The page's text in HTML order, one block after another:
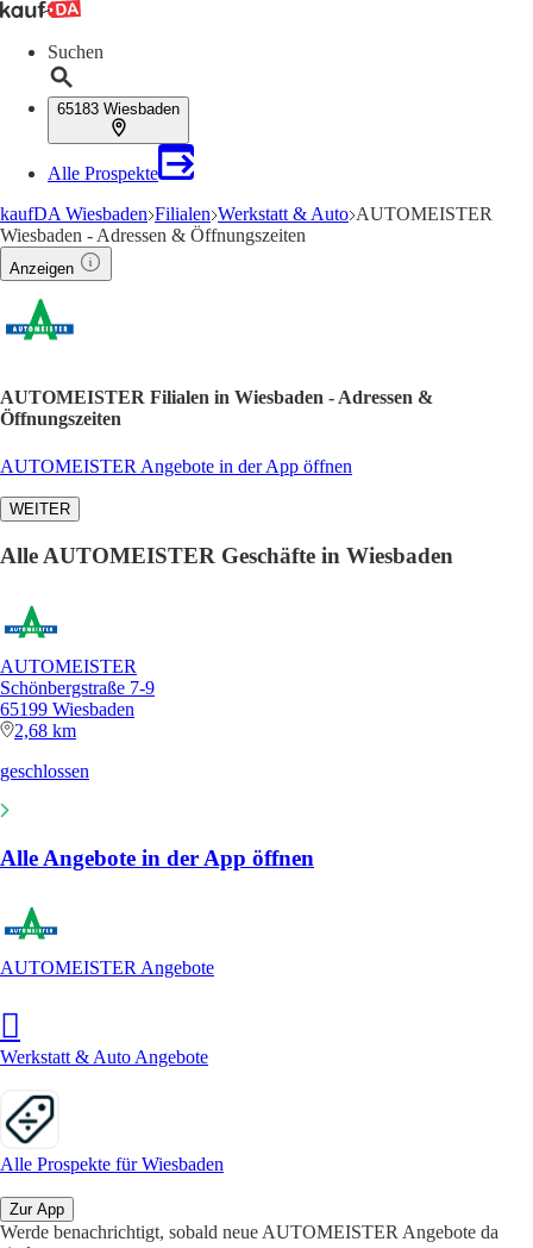
Suchen
65183 Wiesbaden
Alle Prospekte
kaufDA Wiesbaden Filialen Werkstatt & Auto AUTOMEISTER
Wiesbaden - Adressen & Öffnungszeiten
Anzeigen
AUTOMEISTER Filialen in Wiesbaden - Adressen &
Öffnungszeiten
AUTOMEISTER Angebote in der App öffnen
WEITER
Alle AUTOMEISTER Geschäfte in Wiesbaden
AUTOMEISTER
Schönbergstraße 7-9
65199 Wiesbaden
2,68 km
geschlossen
Alle Angebote in der App öffnen
AUTOMEISTER Angebote
Werkstatt & Auto Angebote
Alle Prospekte für Wiesbaden
Zur App
Werde benachrichtigt, sobald neue AUTOMEISTER Angebote da